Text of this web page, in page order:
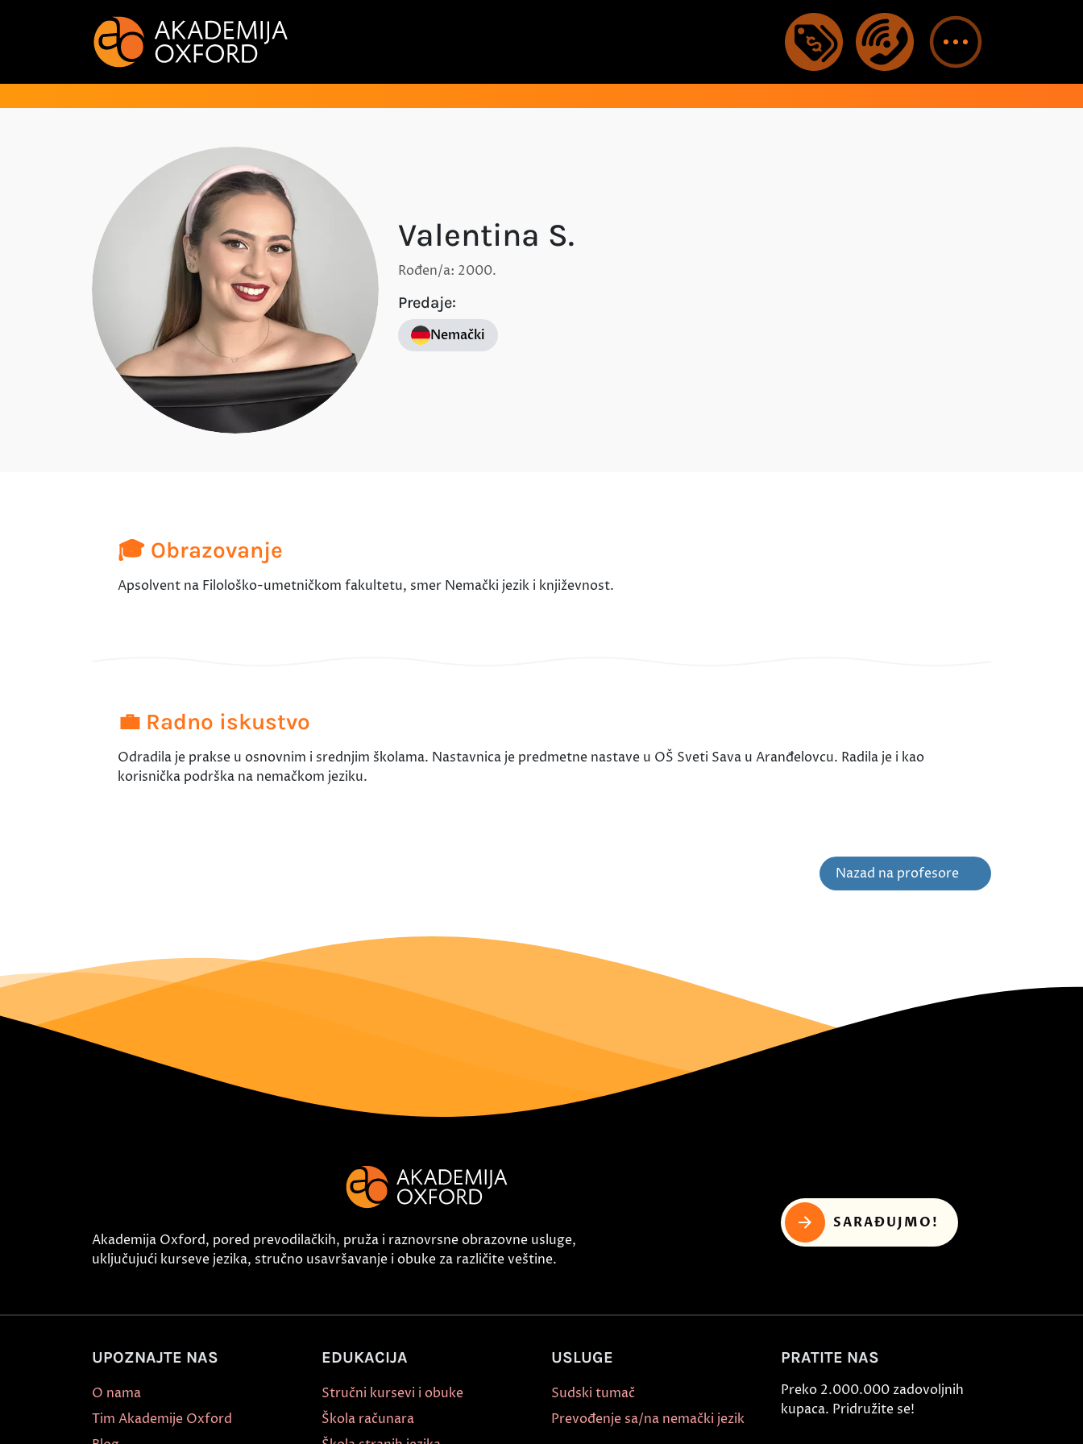
Valentina S.
Rođen/a: 2000.
Predaje:
Nemački
🎓 Obrazovanje
Apsolvent na Filološko-umetničkom fakultetu, smer Nemački jezik i književnost.
💼 Radno iskustvo
Odradila je prakse u osnovnim i srednjim školama. Nastavnica je predmetne nastave u OŠ Sveti Sava u Aranđelovcu. Radila je i kao
korisnička podrška na nemačkom jeziku.
Nazad na profesore
Akademija Oxford, pored prevodilačkih, pruža i raznovrsne obrazovne usluge,
uključujući kurseve jezika, stručno usavršavanje i obuke za različite veštine.
SARAĐUJMO!
UPOZNAJTE NAS
O nama
Tim Akademije Oxford
EDUKACIJA
Stručni kursevi i obuke
Škola računara
USLUGE
Sudski tumač
Prevođenje sa/na nemački jezik
PRATITE NAS
Preko 2.000.000 zadovoljnih
kupaca. Pridružite se!